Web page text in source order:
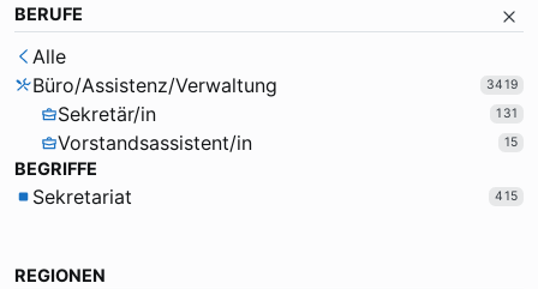
BERUFE
Alle
Büro/Assistenz/Verwaltung
3419
Sekretär/in 131
Vorstandsassistent/in 15
BEGRIFFE
Sekretariat 415
REGIONEN